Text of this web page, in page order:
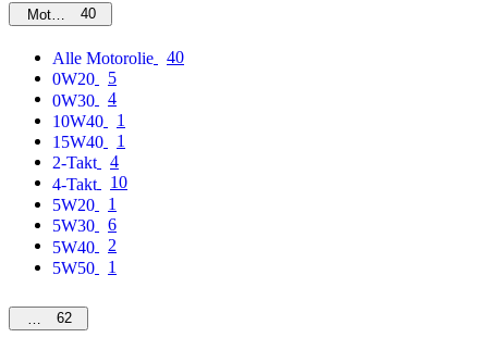
Motorolie40
Alle Motorolie
40
0W20
5
0W30
4
10W40
1
15W40
1
2-Takt
4
4-Takt
10
5W20
1
5W30
6
5W40
2
5W50
1
MPM62